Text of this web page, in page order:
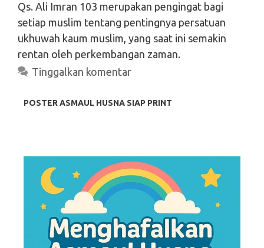
Qs. Ali Imran 103 merupakan pengingat bagi
setiap muslim tentang pentingnya persatuan
ukhuwah kaum muslim, yang saat ini semakin
rentan oleh perkembangan zaman.
Tinggalkan komentar
Search
Search
POSTER ASMAUL HUSNA SIAP PRINT